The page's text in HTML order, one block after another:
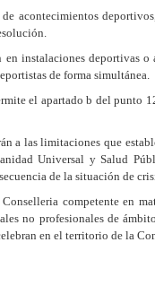
acontecimientos
instalaciones deportivas
de forma simultánea.
el apartado b del punto
a las limitaciones que
Universal y Salud
de la situación de
competente en
no profesionales de
en el territorio de la